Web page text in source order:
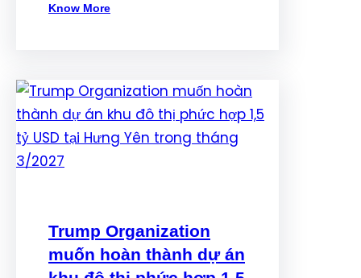
Know More
Trump Organization
muốn hoàn thành dự án